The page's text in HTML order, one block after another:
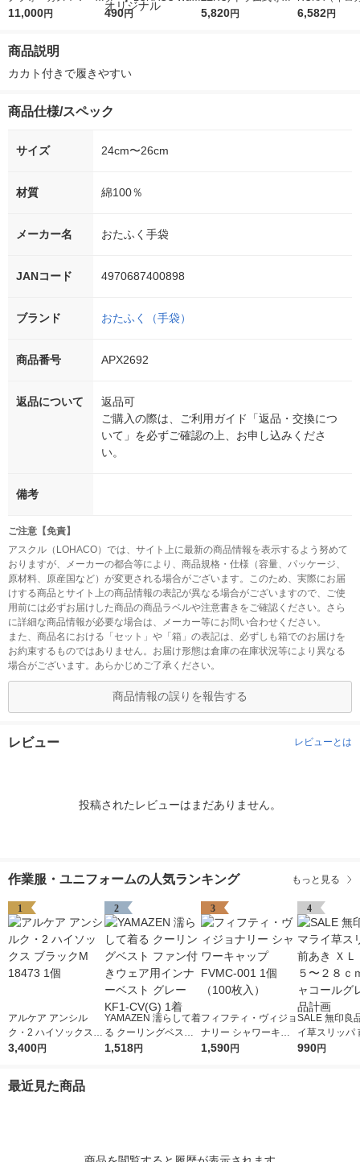
5ｇ 資生堂 おまけ
11,000円
r（ロハコウォータ
490円
詰め替え メガジャン
5,820円
イキッドリリ
6,582円
商品説明
カカト付きで履きやすい
商品仕様/スペック
サイズ 24cm〜26cm
材質 綿100％
メーカー名 おたふく手袋
JANコード 4970687400898
ブランド おたふく（手袋）
商品番号 APX2692
返品について
返品可
ご購入の際は、ご利用ガイド「返品・交換につ
いて」を必ずご確認の上、お申し込みくださ
い。
備考
ご注意【免責】
アスクル（LOHACO）では、サイト上に最新の商品情報を表示するよう努めて
おりますが、メーカーの都合等により、商品規格・仕様（容量、パッケージ、
原材料、原産国など）が変更される場合がございます。このため、実際にお届
けする商品とサイト上の商品情報の表記が異なる場合がございますので、ご使
用前には必ずお届けした商品の商品ラベルや注意書きをご確認ください。さら
に詳細な商品情報が必要な場合は、メーカー等にお問い合わせください。
また、商品名における「セット」や「箱」の表記は、必ずしも箱でのお届けを
お約束するものではありません。お届け形態は倉庫の在庫状況等により異なる
場合がございます。あらかじめご了承ください。
商品情報の誤りを報告する
レビュー レビューとは
投稿されたレビューはまだありません。
作業服・ユニフォームの人気ランキング もっと見る
1
アルケア アンシル
ク・2 ハイソックス
ブラックM 18473 1個
3,400円
2
YAMAZEN 濡らして着
る クーリングベスト
ファン付きウェア用イ
1,518円
3
フィフティ・ヴィジョ
ナリー シャワーキャ
ップ FVMC-001 1個
1,590円
4
SALE 無印良
イ草スリッパ
ＸＬ ２６．５
990円
最近見た商品